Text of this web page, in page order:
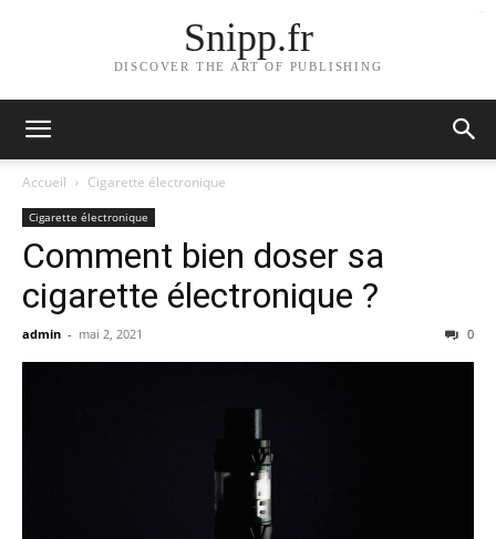
Snipp.fr
DISCOVER THE ART OF PUBLISHING
Accueil Cigarette électronique
Cigarette électronique
Comment bien doser sa
cigarette électronique ?
admin - mai 2, 2021 0